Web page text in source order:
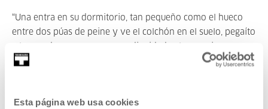
Esta página web usa cookies
“Una entra en su dormitorio, tan pequeño como el hueco
entre dos púas de peine y ve el colchón en el suelo, pegaíto
pared descoloría de tanto que una fuma, porque yo el
piensa: si pasamos tanto tiempo juntas, pues habrá que